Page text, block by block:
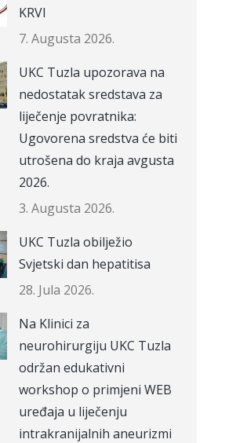
KRVI
7. Augusta 2026.
UKC Tuzla upozorava na
nedostatak sredstava za
liječenje povratnika:
Ugovorena sredstva će biti
utrošena do kraja avgusta
2026.
3. Augusta 2026.
UKC Tuzla obilježio
Svjetski dan hepatitisa
28. Jula 2026.
Na Klinici za
neurohirurgiju UKC Tuzla
održan edukativni
workshop o primjeni WEB
uređaja u liječenju
intrakranijalnih aneurizmi